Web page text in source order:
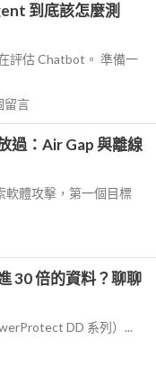
到底該怎麼測
評估 Chatbot。 準備一
留言
過：Air Gap 與離線
軟體攻擊，第一個目標
30 倍的資料？聊聊
DD 系列）...